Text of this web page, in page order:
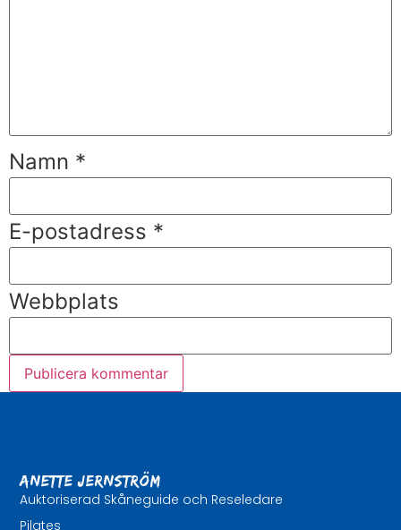
Namn *
E-postadress *
Webbplats
Anette Jernström
Auktoriserad Skåneguide och Reseledare
Pilates